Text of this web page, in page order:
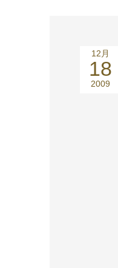
12月
18
2009